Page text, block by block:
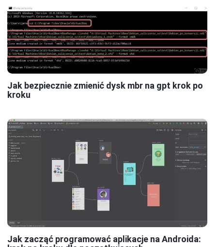
Jak bezpiecznie zmienić dysk mbr na gpt krok po
kroku
Jak zacząć programować aplikacje na Androida: